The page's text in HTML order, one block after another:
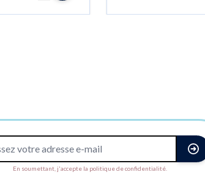
e-mail
En soumettant, j'accepte la politique de confidentialité.